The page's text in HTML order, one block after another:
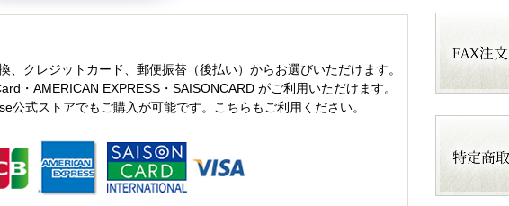
クレジットカード、郵便振替（後払い）からお選びいただけます。
・AMERICAN EXPRESS・SAISONCARD がご利用いただけます。
公式ストアでもご購入が可能です。こちらもご利用ください。